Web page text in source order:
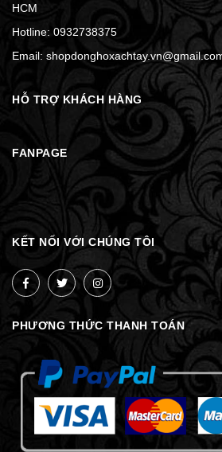
HCM
Hotline: 0932738375
Email:
HỖ TRỢ KHÁCH HÀNG
FANPAGE
KẾT NỐI VỚI CHÚNG TÔI
PHƯƠNG THỨC THANH TOÁN